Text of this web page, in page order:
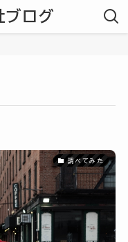
ブログ
調べてみた